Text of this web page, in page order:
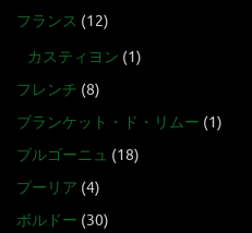
フランス (12)
カスティヨン (1)
フレンチ (8)
ブランケット・ド・リムー (1)
ブルゴーニュ (18)
プーリア (4)
ボルドー (30)